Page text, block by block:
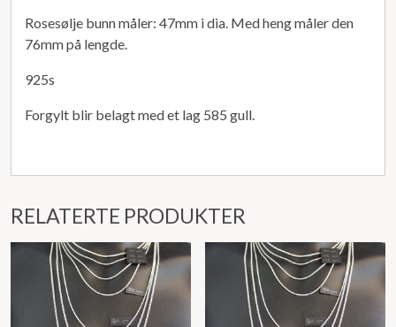
Rosesølje bunn måler: 47mm i dia. Med heng måler den
76mm på lengde.
925s
Forgylt blir belagt med et lag 585 gull.
RELATERTE PRODUKTER